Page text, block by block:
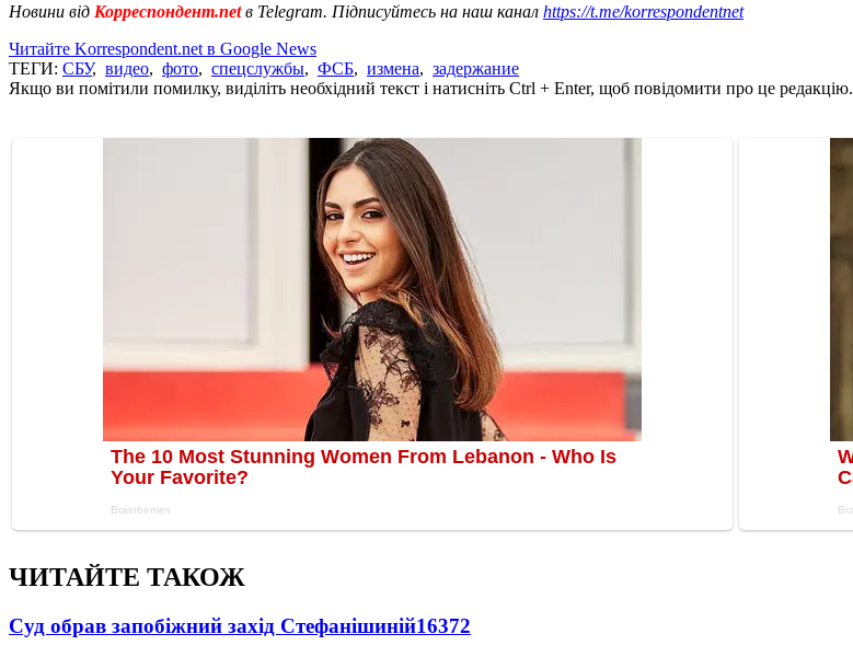
Новини від Корреспондент.netв Telegram. Підписуйтесь на наш канал https://t.me/korrespondentnet
Читайте Korrespondent.net в Google News
ТЕГИ: СБУ, видео, фото, спецслужбы, ФСБ, измена, задержание
Якщо ви помітили помилку, виділіть необхідний текст і натисніть Ctrl + Enter, щоб повідомити про це редакцію.
ЧИТАЙТЕ ТАКОЖ
Суд обрав запобіжний захід Стефанішиній16372